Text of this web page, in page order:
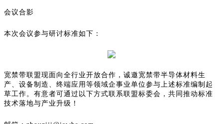
会议合影
本次会议参与研讨标准如下：
宽禁带联盟现面向全行业开放合作，诚邀宽禁带半导体材料生
产、设备制造、终端应用等领域企事业单位参与上述标准编制起
草工作。有意者可通过以下方式联系联盟标委会，共同推动标准
技术落地与产业升级！